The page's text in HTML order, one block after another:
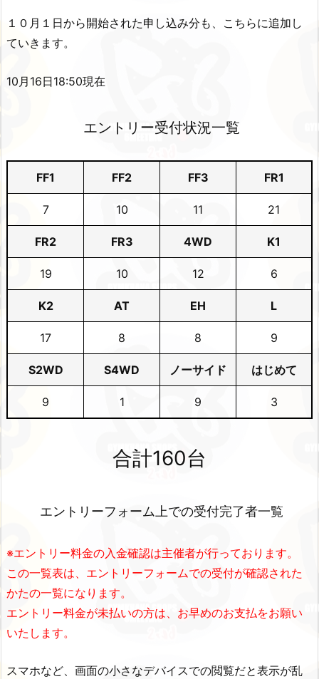
１０月１日から開始された申し込み分も、こちらに追加し
ていきます。
10月16日18:50現在
エントリー受付状況一覧
FF1 FF2 FF3 FR1
7 10 11 21
FR2 FR3 4WD K1
19 10 12 6
K2 AT EH L
17 8 8 9
S2WD S4WD ノーサイド はじめて
9 1 9 3
合計160台
エントリーフォーム上での受付完了者一覧
※エントリー料金の入金確認は主催者が行っております。
この一覧表は、エントリーフォームでの受付が確認された
かたの一覧になります。
エントリー料金が未払いの方は、お早めのお支払をお願い
いたします。
スマホなど、画面の小さなデバイスでの閲覧だと表示が乱